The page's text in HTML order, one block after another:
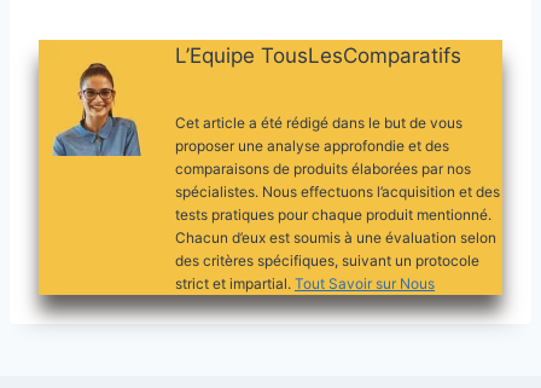
L’Equipe TousLesComparatifs
Cet article a été rédigé dans le but de vous
proposer une analyse approfondie et des
comparaisons de produits élaborées par nos
spécialistes. Nous effectuons l’acquisition et des
tests pratiques pour chaque produit mentionné.
Chacun d’eux est soumis à une évaluation selon
des critères spécifiques, suivant un protocole
strict et impartial. Tout Savoir sur Nous